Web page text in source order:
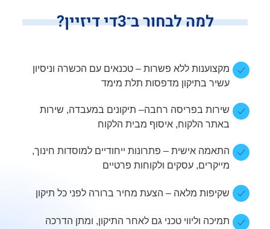
למה לבחור ב־3די דיזיין?
מקצוענות ללא פשרות – טכנאים עם הכשרה וניסיון
עשיר בתיקון מדפסות תלת מימד
שירות בפריסה רחבה– תיקונים במעבדה, שירות
באתר הלקוח, איסוף מבית הלקוח
התאמה אישית – פתרונות ייחודיים למוסדות חינוך,
מייקרים, עסקים ולקוחות פרטיים
שקיפות מלאה – הצעת מחיר ברורה לפני כל תיקון
תמיכה וליווי טכני גם לאחר התיקון, ומתן הדרכה